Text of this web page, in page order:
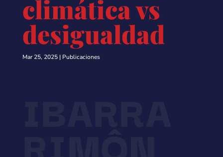
climática vs
desigualdad
Mar 25, 2025| Publicaciones